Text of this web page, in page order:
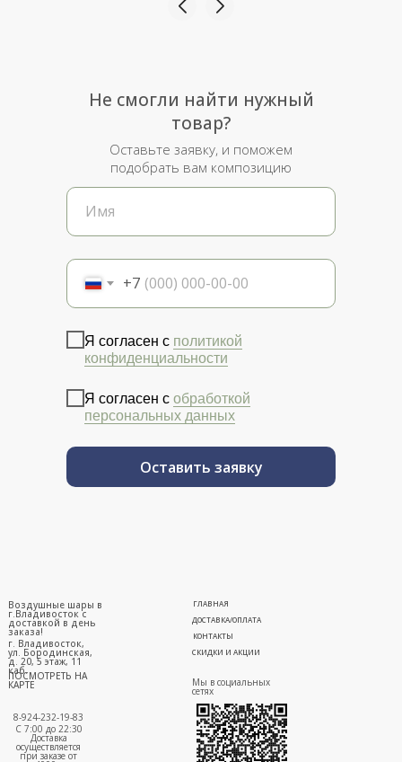
+7
Я согласен с политикой
конфиденциальности
Я согласен с обработкой
персональных данных
Оставить заявку
Не смогли найти нужный
товар?
Оставьте заявку, и поможем
подобрать вам композицию
г. Владивосток,
ул. Бородинская,
д. 20, 5 этаж, 11
каб.
ПОСМОТРЕТЬ НА
КАРТЕ
ГЛАВНАЯ
ДОСТАВКА/ОПЛАТА
СКИДКИ И АКЦИИ
КОНТАКТЫ
8-924-232-19-83
С 7:00 до 22:30
Доставка
осуществляется
при заказе от
Воздушные шары в
г.Владивосток с
доставкой в день
заказа!
Мы в социальных
сетях